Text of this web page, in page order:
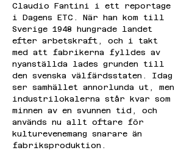
Claudio Fantini i ett reportage
i Dagens ETC. När han kom till
Sverige 1948 hungrade landet
efter arbetskraft, och i takt
med att fabrikerna fylldes av
nyanställda lades grunden till
den svenska välfärdsstaten. Idag
ser samhället annorlunda ut, men
industrilokalerna står kvar som
minnen av en svunnen tid, och
används nu allt oftare för
kulturevenemang snarare än
fabriksproduktion.